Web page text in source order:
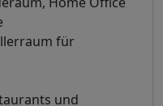
für
und